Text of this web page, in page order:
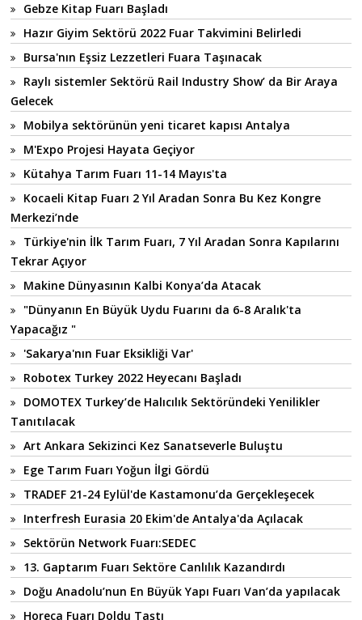
Gebze Kitap Fuarı Başladı
Hazır Giyim Sektörü 2022 Fuar Takvimini Belirledi
Bursa'nın Eşsiz Lezzetleri Fuara Taşınacak
Raylı sistemler Sektörü Rail Industry Show’ da Bir Araya
Gelecek
Mobilya sektörünün yeni ticaret kapısı Antalya
M'Expo Projesi Hayata Geçiyor
Kütahya Tarım Fuarı 11-14 Mayıs'ta
Kocaeli Kitap Fuarı 2 Yıl Aradan Sonra Bu Kez Kongre
Merkezi’nde
Türkiye'nin İlk Tarım Fuarı, 7 Yıl Aradan Sonra Kapılarını
Tekrar Açıyor
Makine Dünyasının Kalbi Konya’da Atacak
"Dünyanın En Büyük Uydu Fuarını da 6-8 Aralık'ta
Yapacağız "
'Sakarya'nın Fuar Eksikliği Var'
Robotex Turkey 2022 Heyecanı Başladı
DOMOTEX Turkey’de Halıcılık Sektöründeki Yenilikler
Tanıtılacak
Art Ankara Sekizinci Kez Sanatseverle Buluştu
Ege Tarım Fuarı Yoğun İlgi Gördü
TRADEF 21-24 Eylül'de Kastamonu’da Gerçekleşecek
Interfresh Eurasia 20 Ekim'de Antalya'da Açılacak
Sektörün Network Fuarı:SEDEC
13. Gaptarım Fuarı Sektöre Canlılık Kazandırdı
Doğu Anadolu’nun En Büyük Yapı Fuarı Van’da yapılacak
Horeca Fuarı Doldu Taştı